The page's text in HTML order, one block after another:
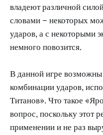
владеют различной
словами – некоторых
ударов, а с некоторыми
немного повозится.
В данной игре
комбинации ударов,
Титанов». Что такое
вопрос, поскольку этот
применении и не раз